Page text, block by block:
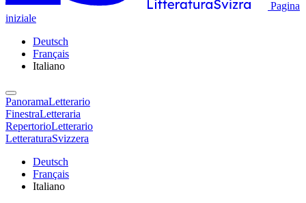
Pagina
iniziale
Deutsch
Français
Italiano
PanoramaLetterario
FinestraLetteraria
RepertorioLetterario
LetteraturaSvizzera
Deutsch
Français
Italiano